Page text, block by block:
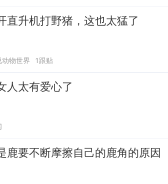
直升机打野猪，这也太猛了
物世界 1跟贴
人太有爱心了
鹿要不断摩擦自己的鹿角的原因